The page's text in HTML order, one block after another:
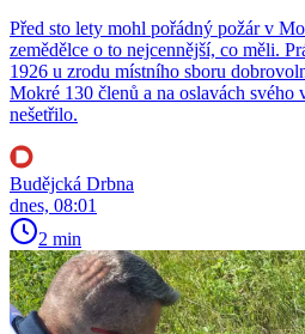
Před sto lety mohl pořádný požár v
zemědělce o to nejcennější, co měli.
1926 u zrodu místního sboru
Mokré 130 členů a na oslavách svého
nešetřilo.
Budějcká Drbna
dnes, 08:01
2 min